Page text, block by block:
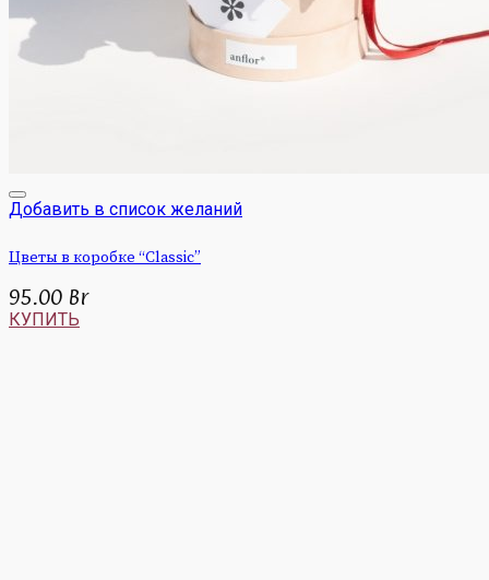
Добавить в список желаний
Цветы в коробке “Classic”
95.00 Br
КУПИТЬ